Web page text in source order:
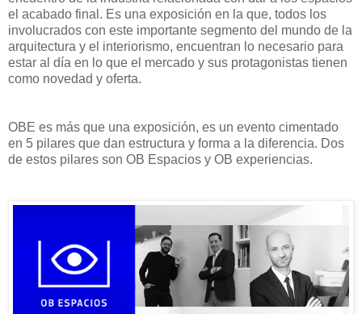
el acabado final. Es una exposición en la que, todos los
involucrados con este importante segmento del mundo de la
arquitectura y el interiorismo, encuentran lo necesario para
estar al día en lo que el mercado y sus protagonistas tienen
como novedad y oferta.
OBE es más que una exposición, es un evento cimentado
en 5 pilares que dan estructura y forma a la diferencia. Dos
de estos pilares son OB Espacios y OB experiencias.